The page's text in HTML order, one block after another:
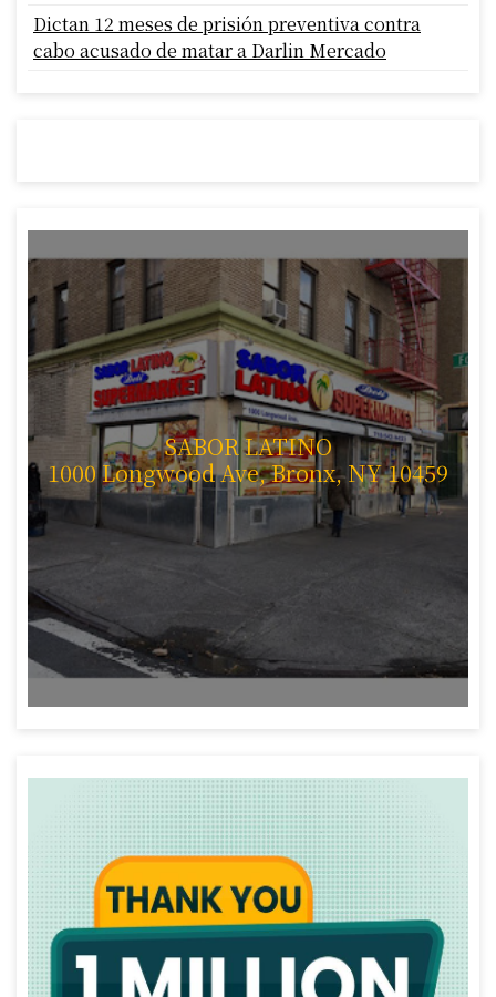
Dictan 12 meses de prisión preventiva contra
cabo acusado de matar a Darlin Mercado
SABOR LATINO
1000 Longwood Ave, Bronx, NY 10459